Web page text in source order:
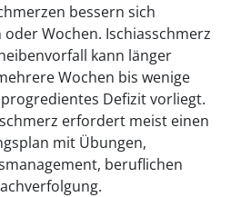
bessern sich
Wochen. Ischiasschmerz
kann länger
Wochen bis wenige
Defizit vorliegt.
erfordert meist einen
mit Übungen,
beruflichen